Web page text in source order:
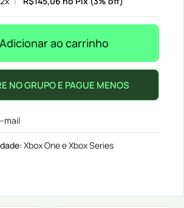
Adicionar ao carrinho
NO GRUPO E PAGUE MENOS
mail
: Xbox One e Xbox Series